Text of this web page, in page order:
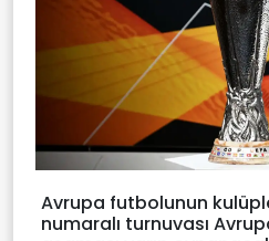
Avrupa futbolunun
numaralı turnuvası